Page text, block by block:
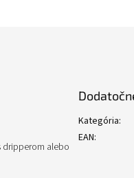
dripperom alebo
Kategória:
EAN: